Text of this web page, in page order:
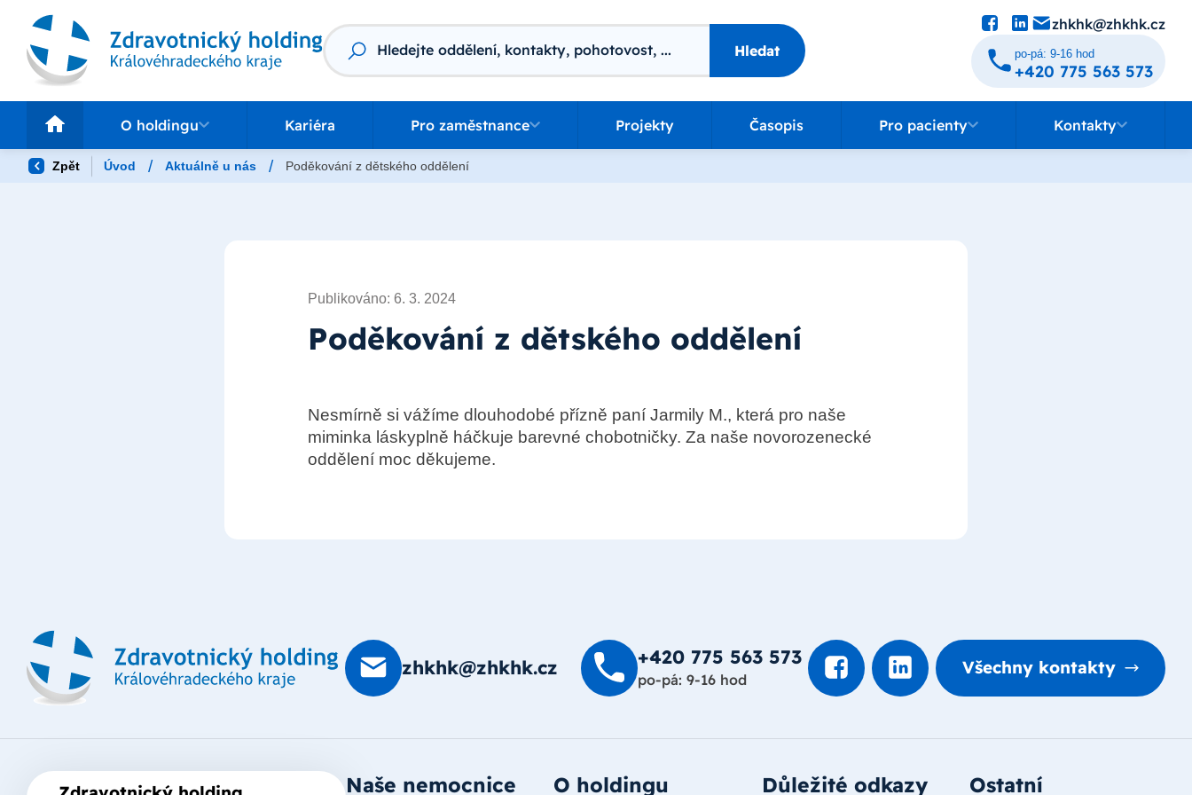
Vyhledávání
Hledat
zhkhk@zhkhk.cz
po-pá: 9-16 hod
+420 775 563 573
O holdingu Kariéra Pro zaměstnance Projekty Časopis Pro pacienty Kontakty
Zpět Úvod / Aktuálně u nás / Poděkování z dětského oddělení
Publikováno: 6. 3. 2024
Poděkování z dětského oddělení
Nesmírně si vážíme dlouhodobé přízně paní Jarmily M., která pro naše
miminka láskyplně háčkuje barevné chobotničky. Za naše novorozenecké
oddělení moc děkujeme.
zhkhk@zhkhk.cz +420 775 563 573
po-pá: 9-16 hod
Všechny kontakty
Naše nemocnice O holdingu Důležité odkazy Ostatní